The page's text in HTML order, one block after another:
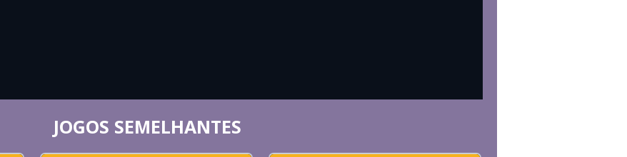
JOGOS SEMELHANTES